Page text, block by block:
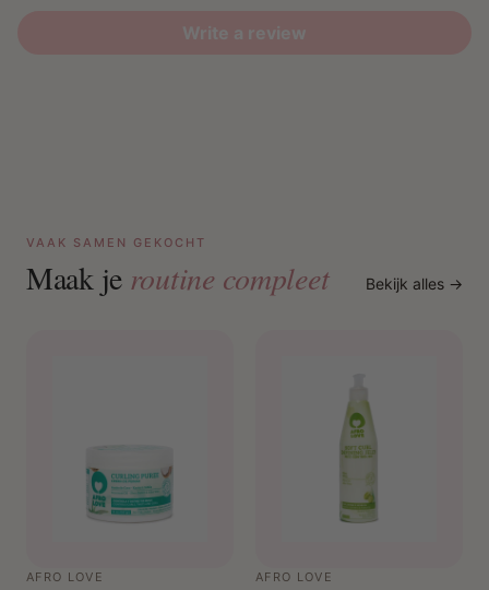
VAAK SAMEN GEKOCHT
Maak je routine compleet Bekijk alles →
AFRO LOVE AFRO LOVE